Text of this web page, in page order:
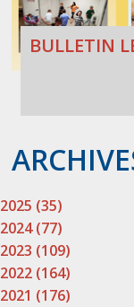
BULLETIN
2025 (35)
2024 (77)
2023 (109)
2022 (164)
2021 (176)